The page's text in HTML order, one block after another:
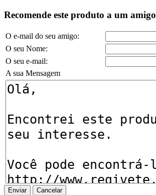
Recomende este produto a um amigo
O e-mail do seu amigo:
O seu Nome:
O seu e-mail:
A sua Mensagem